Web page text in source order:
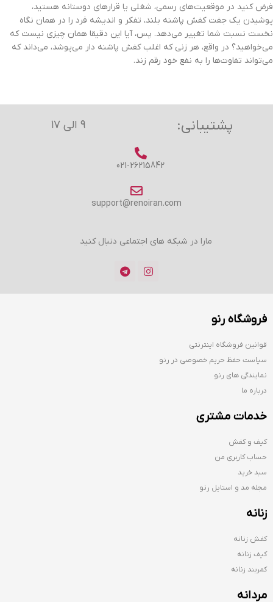
فرض کنید در موقعیت‌های رسمی، شغلی یا قرارهای دوستانه هستید،
پوشیدن یک جفت کفش پاشنه بلند، تفکر و اندیشه فرد را در همان نگاه
نخست نسبت شما تغییر می‌دهد. پس، آیا این دقیقا همان چیزی نیست که
می‌خواهید؟ در واقع، هر زنی که اغلب کفش پاشنه دار می‌پوشد، می‌داند که
می‌تواند تفاوت‌ها را به نفع خود رقم زند.
پشتیبانی: ۹ الی ۱۷
021-26215842
support@renoiran.com
مارا در شبکه های اجتماعی دنبال کنید
فروشگاه رنو
قوانین فروشگاه اینترنتی
سیاست حفظ حریم خصوصی در رنو
نمایندگی های رنو
درباره ما
خدمات مشتری
کیف و کفش
حساب کاربری من
سبد خرید
مجله مد و استایل رنو
زنانه
کفش زنانه
کیف زنانه
کمربند زنانه
مردانه